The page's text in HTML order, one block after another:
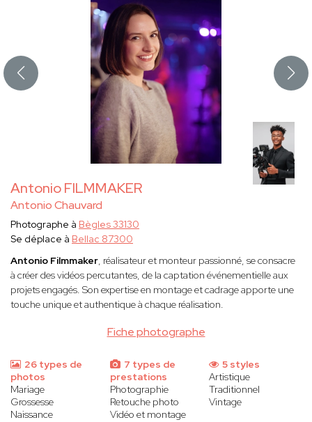
Antonio FILMMAKER
Antonio Chauvard
Fiche photographe
Photographe à Bègles 33130
Se déplace à Bellac 87300
Antonio Filmmaker, réalisateur et monteur passionné, se consacre
à créer des vidéos percutantes, de la captation événementielle aux
projets engagés. Son expertise en montage et cadrage apporte une
touche unique et authentique à chaque réalisation.
26 types de
photos
Mariage
Grossesse
Naissance
7 types de
prestations
Photographie
Retouche photo
Vidéo et montage
5 styles
Artistique
Traditionnel
Vintage